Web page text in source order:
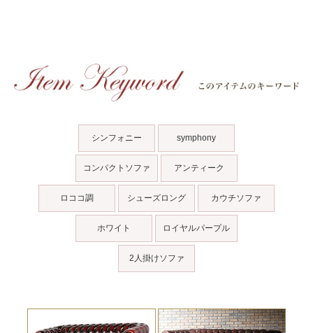
シンフォニー symphony
コンパクトソファ アンティーク
ロココ調 シューズロング カウチソファ
ホワイト ロイヤルパープル
2人掛けソファ